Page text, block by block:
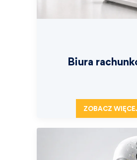
Biura
ZOBACZ